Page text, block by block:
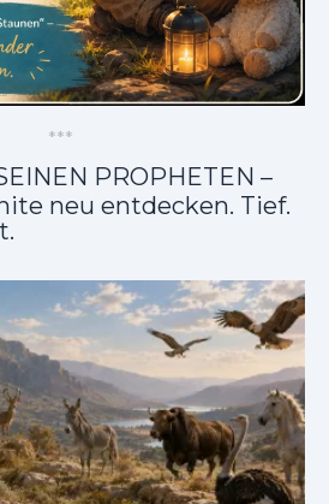
***
PROPHETEN –
neu entdecken. Tief.